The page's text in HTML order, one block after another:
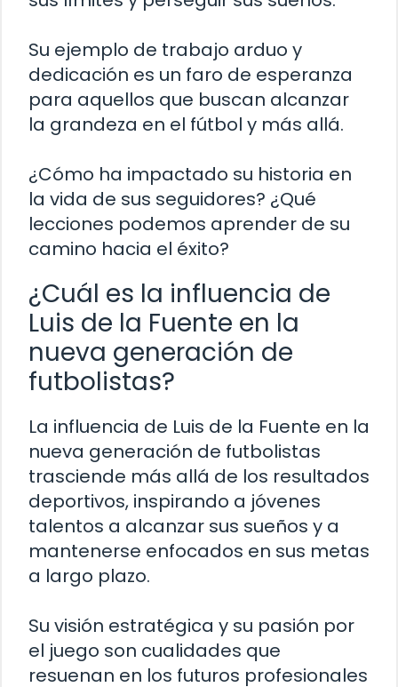
Su ejemplo de trabajo arduo y
dedicación es un faro de esperanza
para aquellos que buscan alcanzar
la grandeza en el fútbol y más allá.
¿Cómo ha impactado su historia en
la vida de sus seguidores? ¿Qué
lecciones podemos aprender de su
camino hacia el éxito?
¿Cuál es la influencia de
Luis de la Fuente en la
nueva generación de
futbolistas?
La influencia de Luis de la Fuente en la
nueva generación de futbolistas
trasciende más allá de los resultados
deportivos, inspirando a jóvenes
talentos a alcanzar sus sueños y a
mantenerse enfocados en sus metas
a largo plazo.
Su visión estratégica y su pasión por
el juego son cualidades que
resuenan en los futuros profesionales